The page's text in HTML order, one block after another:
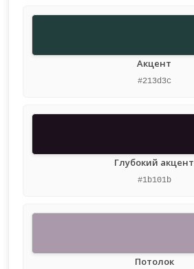
Акцент
#213d3c
Глубокий акцент
#1b101b
Потолок